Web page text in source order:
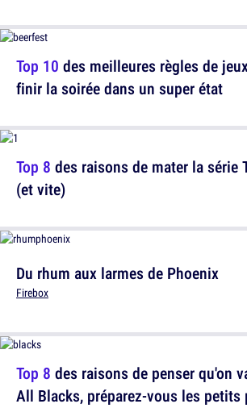
Top 10 des meilleures règles de
finir la soirée dans un super état
Du rhum aux larmes de Phoenix
Firebox
Top 8 des raisons de penser qu'on
All Blacks, préparez-vous les petits
Top 8 des raisons de mater la série
(et vite)